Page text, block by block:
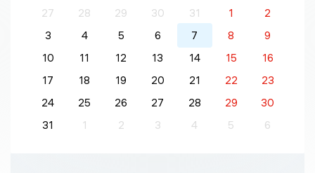
27
28 29 30 31 1
2
3
4 5 6 7 8
9
10
11 12 13 14 15
16
17
18 19 20 21 22
23
24
25 26 27 28 29
30
31
1 2 3 4 5 6